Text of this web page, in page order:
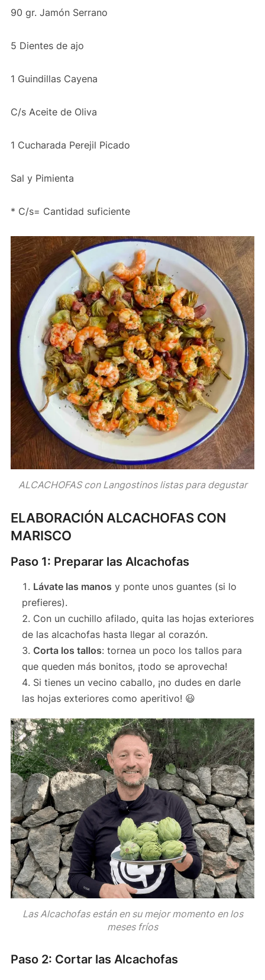
90 gr. Jamón Serrano
5 Dientes de ajo
1 Guindillas Cayena
C/s Aceite de Oliva
1 Cucharada Perejil Picado
Sal y Pimienta
* C/s= Cantidad suficiente
ALCACHOFAS con Langostinos listas para degustar
ELABORACIÓN ALCACHOFAS CON
MARISCO
Paso 1: Preparar las Alcachofas
Lávate las manos y ponte unos guantes (si lo
prefieres).
Con un cuchillo afilado, quita las hojas exteriores
de las alcachofas hasta llegar al corazón.
Corta los tallos: tornea un poco los tallos para
que queden más bonitos, ¡todo se aprovecha!
Si tienes un vecino caballo, ¡no dudes en darle
las hojas exteriores como aperitivo! 😃
Las Alcachofas están en su mejor momento en los
meses fríos
Paso 2: Cortar las Alcachofas